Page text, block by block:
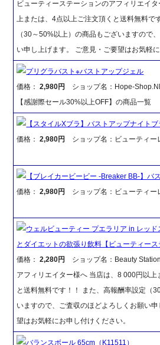
ビューティーステーションのアフィリエイ
上または、4点以上ご注文頂くと送料無料で
（30～50%以上）の商品もございますので
い申し上げます。 ご意見・ご要望はお気軽
プリグラバスト※バストアップジェル
価格：2,980円
ショップ名：Hope-
【感謝際セール30%以上OFF】の商品一覧
【スタイルXブラ】バストアップナイト
価格：2,980円 ショップ名：ビューティー
【ブレイカービービー -Breaker BB-】バ
価格：2,980円 ショップ名：ビューティー
ウェルビューティー プエラリア in レッ
とダイエットの欲張り飲料【ビューティース
価格：2,280円
ショップ名：Beauty Station
アフィリエイター様へ 当店は、8 000円以上
と送料無料です！！ また、高報酬率設定（
いますので、ご査収のほどよろしくお願い
望はお気軽にお申し付けください。
バランスボール 65cm（K11511）